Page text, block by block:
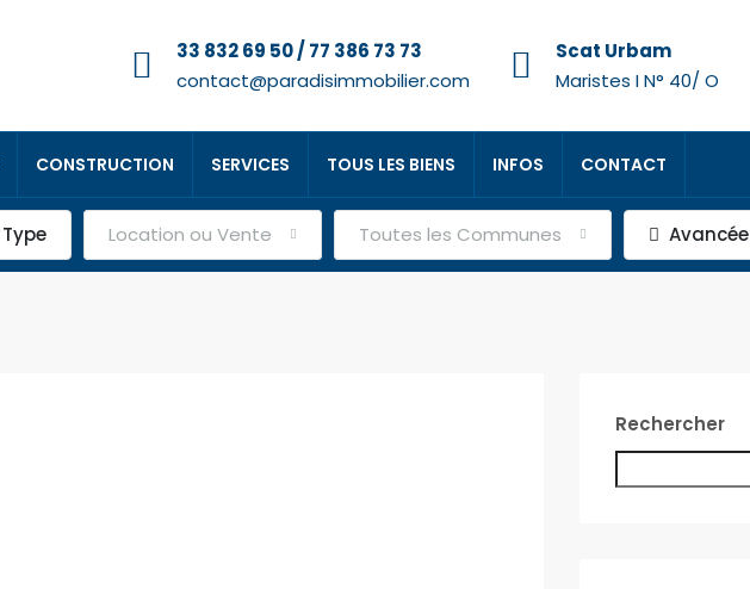
33 832 69 50 / 77 386 73 73
contact@paradisimmobilier.com
Scat Urbam
Maristes I N° 40/ O
CONSTRUCTION SERVICES TOUS LES BIENS INFOS CONTACT
Type Location ou Vente Toutes les Communes Avancée
Rechercher